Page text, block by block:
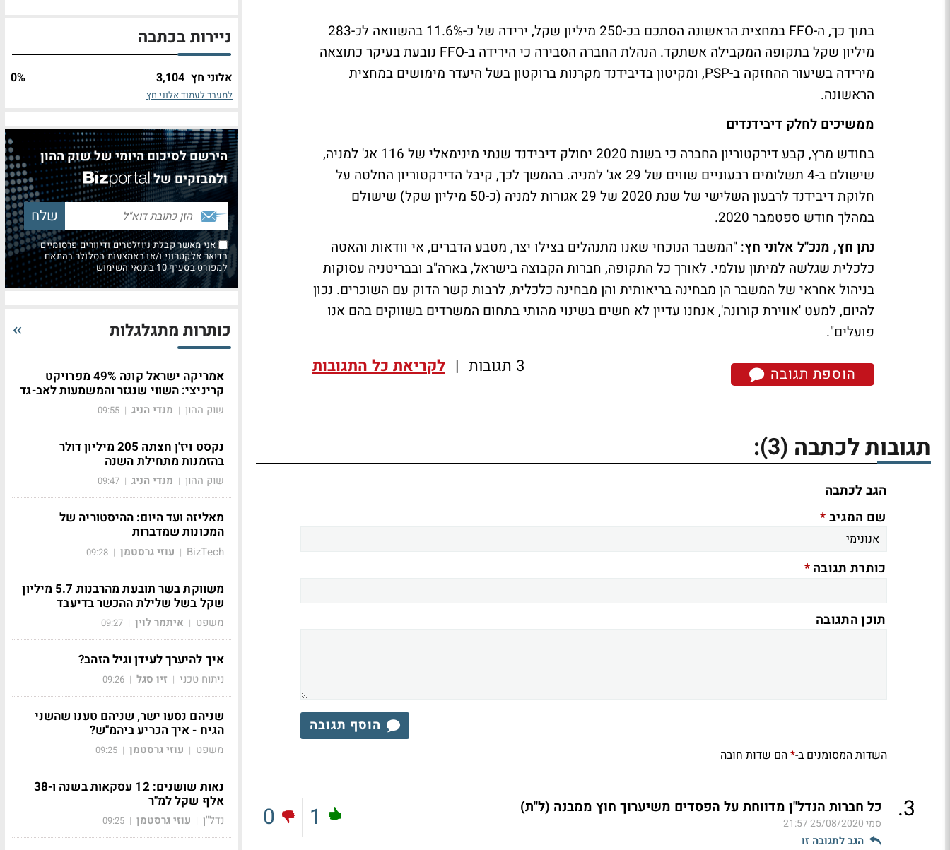
בתוך כך, ה-FFO במחצית הראשונה הסתכם בכ-250 מיליון שקל, ירידה של כ-11.6% בהשוואה לכ-283
מיליון שקל בתקופה המקבילה אשתקד. הנהלת החברה הסבירה כי הירידה ב-FFO נובעת בעיקר כתוצאה
מירידה בשיעור ההחזקה ב-PSP, ומקיטון בדיבידנד מקרנות ברוקטון בשל היעדר מימושים במחצית
הראשונה.
ממשיכים לחלק דיבידנדים
בחודש מרץ, קבע דירקטוריון החברה כי בשנת 2020 יחולק דיבידנד שנתי מינימאלי של 116 אג' למניה,
שישולם ב-4 תשלומים רבעוניים שווים של 29 אג' למניה. בהמשך לכך, קיבל הדירקטוריון החלטה על
חלוקת דיבידנד לרבעון השלישי של שנת 2020 של 29 אגורות למניה (כ-50 מיליון שקל) שישולם
במהלך חודש ספטמבר 2020.
נתן חץ, מנכ"ל אלוני חץ: "המשבר הנוכחי שאנו מתנהלים בצילו יצר, מטבע הדברים, אי וודאות והאטה
כלכלית שגלשה למיתון עולמי. לאורך כל התקופה, חברות הקבוצה בישראל, בארה"ב ובבריטניה עסוקות
בניהול אחראי של המשבר הן מבחינה בריאותית והן מבחינה כלכלית, לרבות קשר הדוק עם השוכרים. נכון
להיום, למעט 'אווירת קורונה', אנחנו עדיין לא חשים בשינוי מהותי בתחום המשרדים בשווקים בהם אנו
פועלים".
הוספת תגובה 3 תגובות | לקריאת כל התגובות
תגובות לכתבה (3)
:
הגב לכתבה
שם המגיב*
כותרת תגובה*
תוכן התגובה
הוסף תגובה
השדות המסומנים ב-*הם שדות חובה
3
. כל חברות הנדל"ן מדווחת על הפסדים משיערוך חוץ ממבנה (ל"ת)
סמי25/08/2020 21:57
הגב לתגובה זו
1
0
ניירות בכתבה
אלוני חץ 3,104
0%
למעבר לעמוד אלוני חץ
הירשם לסיכום היומי של שוק ההון
ולמבזקים של
אני מאשר קבלת ניוזלטרים ודיוורים פרסומיים
בדואר אלקטרוני ו/או באמצעות הסלולר בהתאם
למפורט בסעיף 10 בתנאי השימוש
כותרות מתגלגלות
אמריקה ישראל קונה 49% מפרויקט
קריניצי: השווי שנגזר והמשמעות לאב-גד
שוק ההון | מנדי הניג |
09:55
נקסט ויז'ן חצתה 205 מיליון דולר
בהזמנות מתחילת השנה
שוק ההון | מנדי הניג |
09:47
מאליזה ועד היום: ההיסטוריה של
המכונות שמדברות
BizTech
| עוזי גרסטמן |
09:28
משווקת בשר תובעת מהרבנות 5.7 מיליון
שקל בשל שלילת ההכשר בדיעבד
משפט | איתמר לוין |
09:27
איך להיערך לעידן וגיל הזהב?
ניתוח טכני | זיו סגל |
09:26
שניהם נסעו ישר, שניהם טענו שהשני
הגיח - איך הכריע ביהמ"ש?
משפט | עוזי גרסטמן |
09:25
נאות שושנים: 12 עסקאות בשנה ו-38
אלף שקל למ"ר
נדל"ן | עוזי גרסטמן |
09:25